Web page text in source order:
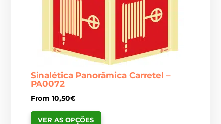
Sinalética Panorâmica Carretel –
PA0072
From 10,50€
VER AS OPÇÕES
This